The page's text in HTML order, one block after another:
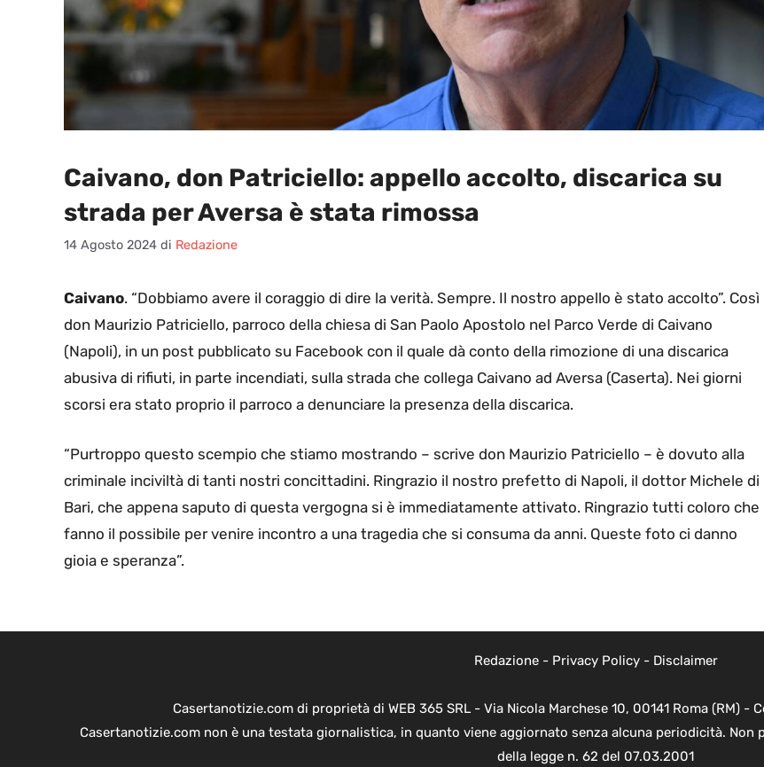
Caivano, don Patriciello: appello accolto, discarica su
strada per Aversa è stata rimossa
14 Agosto 2024 di Redazione
Caivano. “Dobbiamo avere il coraggio di dire la verità. Sempre. Il nostro appello è stato accolto”. Così
don Maurizio Patriciello, parroco della chiesa di San Paolo Apostolo nel Parco Verde di Caivano
(Napoli), in un post pubblicato su Facebook con il quale dà conto della rimozione di una discarica
abusiva di rifiuti, in parte incendiati, sulla strada che collega Caivano ad Aversa (Caserta). Nei giorni
scorsi era stato proprio il parroco a denunciare la presenza della discarica.
“Purtroppo questo scempio che stiamo mostrando – scrive don Maurizio Patriciello – è dovuto alla
criminale inciviltà di tanti nostri concittadini. Ringrazio il nostro prefetto di Napoli, il dottor Michele di
Bari, che appena saputo di questa vergogna si è immediatamente attivato. Ringrazio tutti coloro che
fanno il possibile per venire incontro a una tragedia che si consuma da anni. Queste foto ci danno
gioia e speranza”.
Redazione- Privacy Policy- Disclaimer
Casertanotizie.com di proprietà di WEB 365 SRL - Via Nicola Marchese 10, 00141 Roma (RM) -
Casertanotizie.com non è una testata giornalistica, in quanto viene aggiornato senza alcuna periodicità.
della legge n. 62 del 07.03.2001